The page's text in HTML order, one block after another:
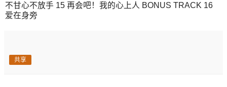
不甘心不放手 15 再会吧！我的心上人 BONUS TRACK 16
爱在身旁
共享